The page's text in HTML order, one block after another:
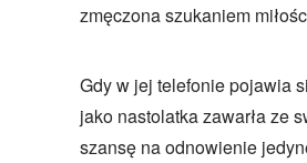
zmęczona szukaniem
Gdy w jej telefonie pojawia
jako nastolatka zawarła ze
szansę na odnowienie